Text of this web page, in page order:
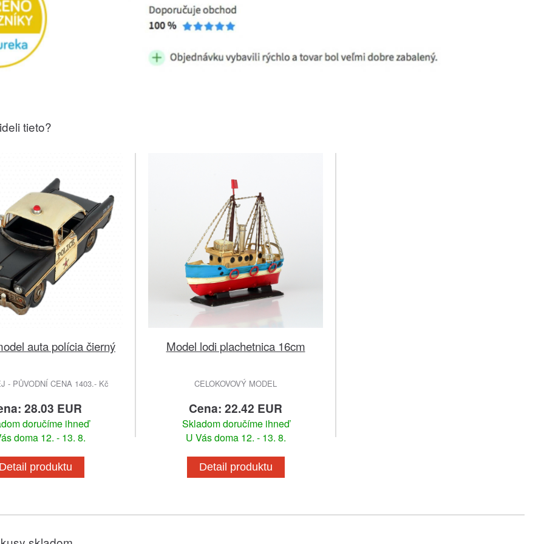
tieto?
auta polícia čierný
- PŮVODNÍ CENA 1403.- Kč
28.03 EUR
doručíme ihneď
doma 12. - 13. 8.
produktu
Model lodi plachetnica 16cm
CELOKOVOVÝ MODEL
Cena: 22.42 EUR
Skladom doručíme ihneď
U Vás doma 12. - 13. 8.
Detail produktu